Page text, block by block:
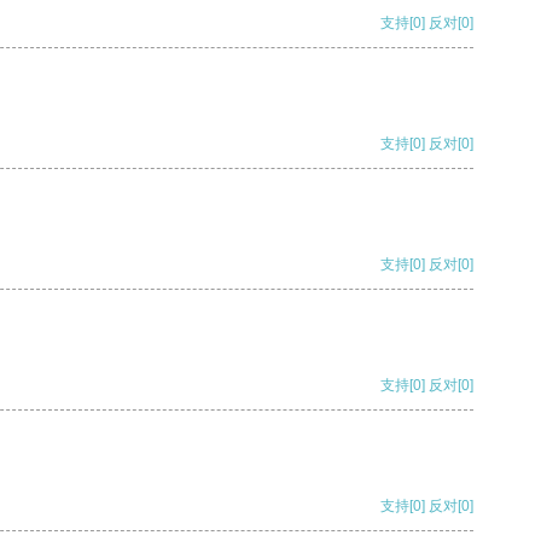
支持[0] 反对[0]
支持[0] 反对[0]
支持[0] 反对[0]
支持[0] 反对[0]
支持[0] 反对[0]